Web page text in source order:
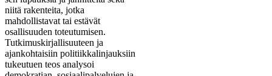
niitä rakenteita, jotka
mahdollistavat tai estävät
osallisuuden toteutumisen.
Tutkimuskirjallisuuteen ja
ajankohtaisiin politiikkalinjauksiin
tukeutuen teos analysoi